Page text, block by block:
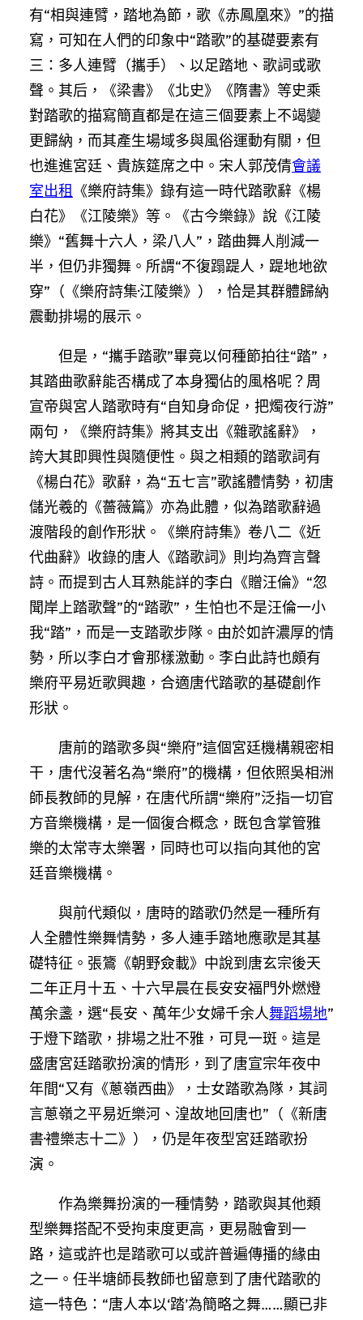
有“相與連臂，踏地為節，歌《赤鳳凰來》”的描
寫，可知在人們的印象中“踏歌”的基礎要素有
三：多人連臂（攜手）、以足踏地、歌詞或歌
聲。其后，《梁書》《北史》《隋書》等史乘
對踏歌的描寫簡直都是在這三個要素上不竭變
更歸納，而其產生場域多與風俗運動有關，但
也進進宮廷、貴族筵席之中。宋人郭茂倩會議
室出租 《樂府詩集》錄有這一時代踏歌辭《楊
白花》《江陵樂》等。《古今樂錄》說《江陵
樂》“舊舞十六人，梁八人”，踏曲舞人削減一
半，但仍非獨舞。所謂“不復蹋踶人，踶地地欲
穿”（《樂府詩集·江陵樂》），恰是其群體歸納
震動排場的展示。
但是，“攜手踏歌”畢竟以何種節拍往“踏”，
其踏曲歌辭能否構成了本身獨佔的風格呢？周
宣帝與宮人踏歌時有“自知身命促，把燭夜行游”
兩句，《樂府詩集》將其支出《雜歌謠辭》，
誇大其即興性與隨便性。與之相類的踏歌詞有
《楊白花》歌辭，為“五七言”歌謠體情勢，初唐
儲光羲的《薔薇篇》亦為此體，似為踏歌辭過
渡階段的創作形狀。《樂府詩集》卷八二《近
代曲辭》收錄的唐人《踏歌詞》則均為齊言聲
詩。而提到古人耳熟能詳的李白《贈汪倫》“忽
聞岸上踏歌聲”的“踏歌”，生怕也不是汪倫一小
我“踏”，而是一支踏歌步隊。由於如許濃厚的情
勢，所以李白才會那樣激動。李白此詩也頗有
樂府平易近歌興趣，合適唐代踏歌的基礎創作
形狀。
唐前的踏歌多與“樂府”這個宮廷機構親密相
干，唐代沒著名為“樂府”的機構，但依照吳相洲
師長教師的見解，在唐代所謂“樂府”泛指一切官
方音樂機構，是一個復合概念，既包含掌管雅
樂的太常寺太樂署，同時也可以指向其他的宮
廷音樂機構。
與前代類似，唐時的踏歌仍然是一種所有
人全體性樂舞情勢，多人連手踏地應歌是其基
礎特征。張鷟《朝野僉載》中說到唐玄宗後天
二年正月十五、十六早晨在長安安福門外燃燈
萬余盞，選“長安、萬年少女婦千余人舞蹈場地”
于燈下踏歌，排場之壯不雅，可見一斑。這是
盛唐宮廷踏歌扮演的情形，到了唐宣宗年夜中
年間“又有《蔥嶺西曲》，士女踏歌為隊，其詞
言蔥嶺之平易近樂河、湟故地回唐也”（《新唐
書·禮樂志十二》），仍是年夜型宮廷踏歌扮
演。
作為樂舞扮演的一種情勢，踏歌與其他類
型樂舞搭配不受拘束度更高，更易融會到一
路，這或許也是踏歌可以或許普遍傳播的緣由
之一。任半塘師長教師也留意到了唐代踏歌的
這一特色：“唐人本以‘踏’為簡略之舞……顯已非